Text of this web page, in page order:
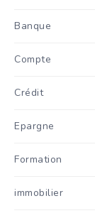
Banque
Compte
Crédit
Epargne
Formation
immobilier